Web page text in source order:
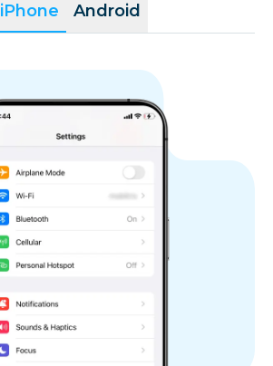
iPhone Android